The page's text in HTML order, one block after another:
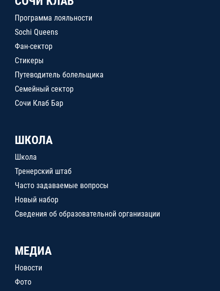
Программа лояльности
Sochi Queens
Фан-сектор
Стикеры
Путеводитель болельщика
Семейный сектор
Сочи Клаб Бар
ШКОЛА
Школа
Тренерский штаб
Часто задаваемые вопросы
Новый набор
Сведения об образовательной организации
МЕДИА
Новости
Фото